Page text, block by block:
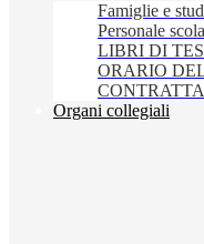
Famiglie e
Personale
LIBRI DI
ORARIO
Organi collegiali